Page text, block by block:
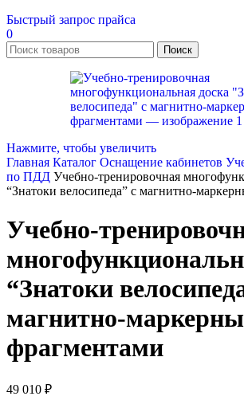
Быстрый запрос прайса
0
Поиск
Нажмите, чтобы увеличить
Главная Каталог Оснащение кабинетов
по ПДД Учебно-тренировочная
“Знатоки велосипеда” с магнитно-
Учебно-
“Знатоки
магнитно-
фрагментами
49 010 ₽